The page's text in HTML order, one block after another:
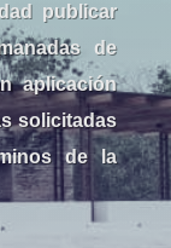
publicar
de
aplicación
solicitadas
de la